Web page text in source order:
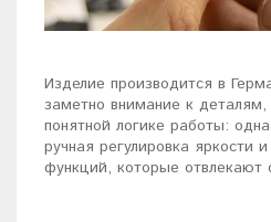
Изделие производится в
заметно внимание к деталям,
понятной логике работы:
ручная регулировка яркости
функций, которые отвлекают